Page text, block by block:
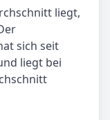
liegt,
sich seit
liegt bei